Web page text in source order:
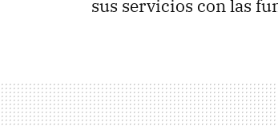
sus servicios con las